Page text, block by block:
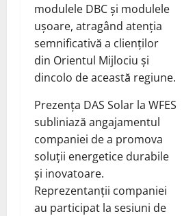
modulele DBC și modulele
ușoare, atragând atenția
semnificativă a clienților
din Orientul Mijlociu și
dincolo de această regiune.
Prezența DAS Solar la WFES
subliniază angajamentul
companiei de a promova
soluții energetice durabile
și inovatoare.
Reprezentanții companiei
au participat la sesiuni de